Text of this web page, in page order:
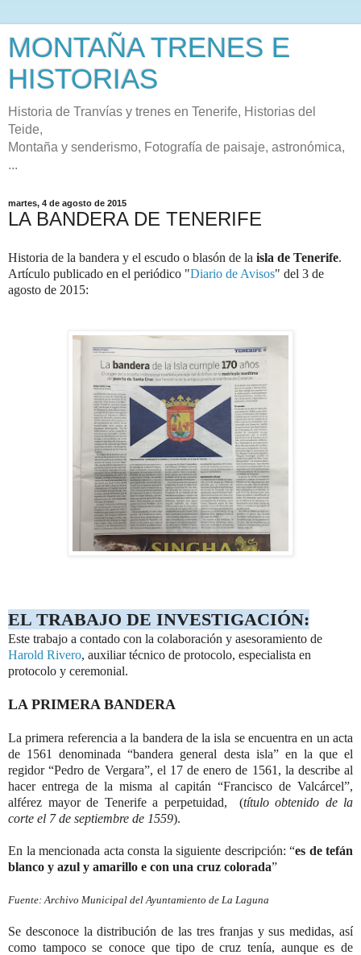
MONTAÑA TRENES E
HISTORIAS
Historia de Tranvías y trenes en Tenerife, Historias del
Teide,
Montaña y senderismo, Fotografía de paisaje, astronómica,
...
martes, 4 de agosto de 2015
LA BANDERA DE TENERIFE
Historia de la bandera y el escudo o blasón de la isla de Tenerife.
Artículo publicado en el periódico "Diario de Avisos" del 3 de
agosto de 2015:
EL TRABAJO DE INVESTIGACIÓN:
Este trabajo a contado con la colaboración y asesoramiento de
Harold Rivero, auxiliar técnico de protocolo, especialista en
protocolo y ceremonial.
LA PRIMERA BANDERA
La primera referencia a la bandera de la isla se encuentra en un acta
de 1561 denominada “bandera general desta isla” en la que el
regidor “Pedro de Vergara”, el 17 de enero de 1561, la describe al
hacer entrega de la misma al capitán “Francisco de Valcárcel”,
alférez mayor de Tenerife a perpetuidad, (título obtenido de la
corte el 7 de septiembre de 1559).
En la mencionada acta consta la siguiente descripción: “es de tefán
blanco y azul y amarillo e con una cruz colorada”
Fuente: Archivo Municipal del Ayuntamiento de La Laguna
Se desconoce la distribución de las tres franjas y sus medidas, así
como tampoco se conoce que tipo de cruz tenía, aunque es de